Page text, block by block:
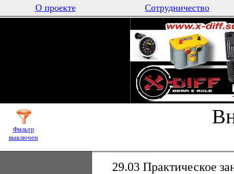
О проекте Сотрудничество
Фильтр
выключен
29.03 Практическое